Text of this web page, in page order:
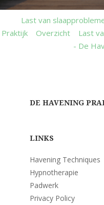
Last van
Praktijk
Overzicht
Last
- De
DE HAVENING
LINKS
Havening Techniques
Hypnotherapie
Padwerk
Privacy Policy